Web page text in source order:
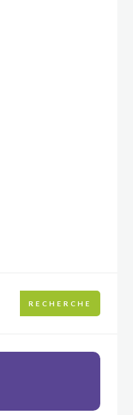
RECHERCHE